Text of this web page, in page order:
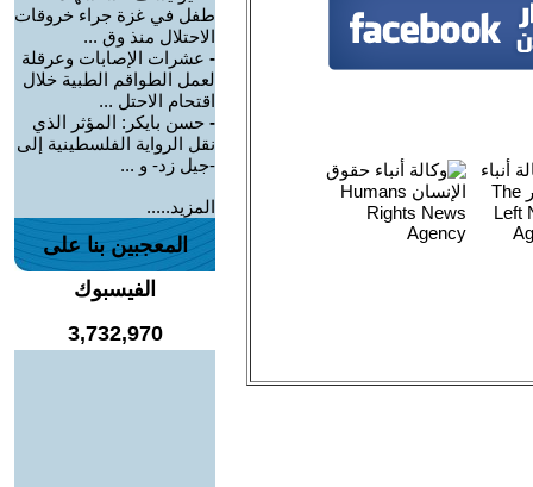
طفل في غزة جراء خروقات
الاحتلال منذ وق ...
- عشرات الإصابات وعرقلة
لعمل الطواقم الطبية خلال
اقتحام الاحتل ...
- حسن بايكر: المؤثر الذي
نقل الرواية الفلسطينية إلى
-جيل زد- و ...
المزيد.....
المعجبين بنا على
الفيسبوك
3,732,970